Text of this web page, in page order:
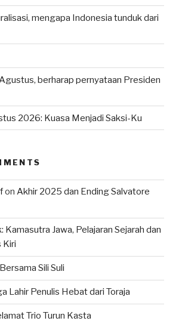
mengapa Indonesia tunduk dari
berharap pernyataan Presiden
2026: Kuasa Menjadi Saksi-Ku
on Akhir 2025 dan Ending Salvatore
Kamasutra Jawa, Pelajaran Sejarah dan
Kiri
Sili Suli
Lahir Penulis Hebat dari Toraja
Trio Turun Kasta